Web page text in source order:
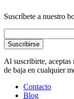
Peso (kg)
0.8
Altura (cm)10
Ancho (cm)10
Profundidad
Status When
Suscríbete a nuestro
Suscribirse
Al suscribirte, aceptas
de baja en cualquier
Contacto
Blog